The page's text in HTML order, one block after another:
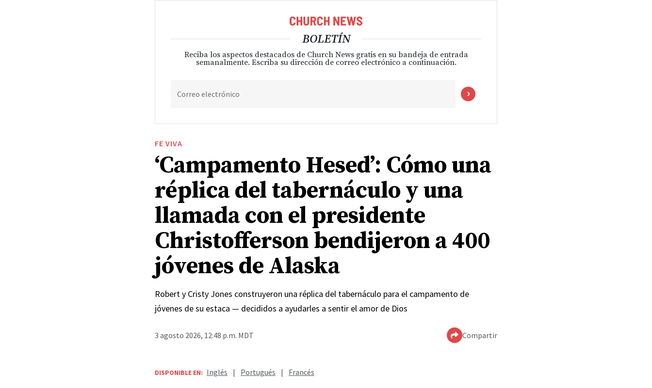
BOLETÍN
Reciba los aspectos destacados de Church News gratis en su bandeja de entrada
semanalmente. Escriba su dirección de correo electrónico a continuación.
Correo electrónico
FE VIVA
‘Campamento Hesed’: Cómo una
réplica del tabernáculo y una
llamada con el presidente
Christofferson bendijeron a 400
jóvenes de Alaska
Robert y Cristy Jones construyeron una réplica del tabernáculo para el campamento de
jóvenes de su estaca — decididos a ayudarles a sentir el amor de Dios
3 agosto 2026, 12:48 p.m. MDT Compartir
DISPONIBLE EN: Inglés | Portugués | Francés